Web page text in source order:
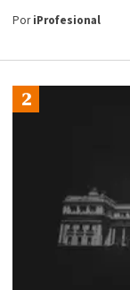
PoriProfesional